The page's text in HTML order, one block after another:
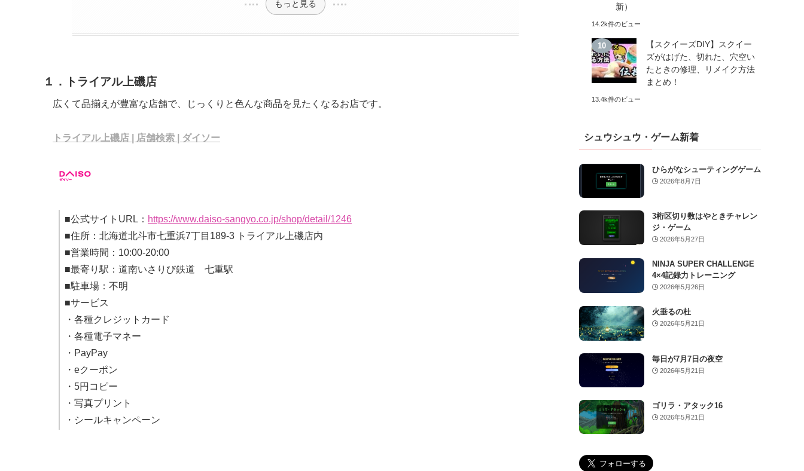
もっと見る
１．トライアル上磯店
広くて品揃えが豊富な店舗で、じっくりと色んな商品を見たくなるお店です。
トライアル上磯店 | 店舗検索 | ダイソー
■公式サイトURL： https://www.daiso-sangyo.co.jp/shop/detail/1246
■住所：北海道北斗市七重浜7丁目189-3 トライアル上磯店内
■営業時間：10:00-20:00
■最寄り駅：道南いさりび鉄道 七重駅
■駐車場：不明
■サービス
・各種クレジットカード
・各種電子マネー
・PayPay
・eクーポン
・5円コピー
・写真プリント
・シールキャンペーン
新）
14.2k件のビュー
【スクイーズDIY】スクイー
ズがはげた、切れた、穴空い
たときの修理、リメイク方法
まとめ！
13.4k件のビュー
シュウシュウ・ゲーム新着
ひらがなシューティングゲーム
2026年8月7日
3桁区切り数はやときチャレン
ジ・ゲーム
2026年5月27日
NINJA SUPER CHALLENGE
4×4記録力トレーニング
2026年5月26日
火垂るの杜
2026年5月21日
毎日が7月7日の夜空
2026年5月21日
ゴリラ・アタック16
2026年5月21日